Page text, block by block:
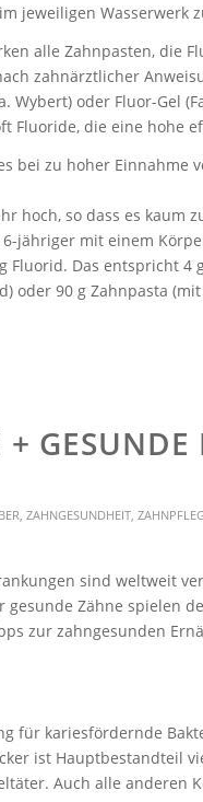
jeweiligen Wasserwerk
alle Zahnpasten, die
zahnärztlicher
Wybert) oder Fluor-Gel
Fluoride, die eine hohe
bei zu hoher Einnahme
hoch, so dass es kaum
jähriger mit einem
Fluorid. Das entspricht 4
oder 90 g Zahnpasta
+
,ZAHNGESUNDHEIT ,
sind weltweit
gesunde Zähne spielen
zur zahngesunden
für kariesfördernde
ist Hauptbestandteil
Auch alle anderen